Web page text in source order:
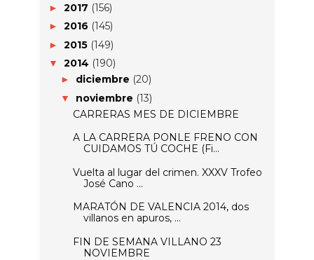
► 2017 (156)
► 2016 (145)
► 2015 (149)
▼ 2014 (190)
► diciembre (20)
▼ noviembre (13)
CARRERAS MES DE DICIEMBRE
A LA CARRERA PONLE FRENO CON
CUIDAMOS TÚ COCHE (Fi...
Vuelta al lugar del crimen. XXXV Trofeo
José Cano ...
MARATÓN DE VALENCIA 2014, dos
villanos en apuros, ...
FIN DE SEMANA VILLANO 23
NOVIEMBRE